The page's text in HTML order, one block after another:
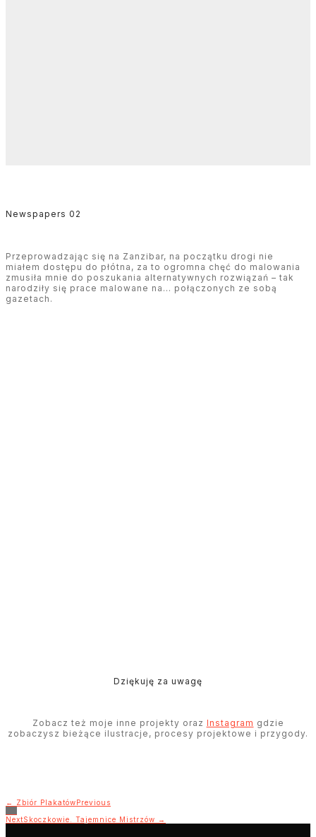
Newspapers 02
Przeprowadzając się na Zanzibar, na początku drogi nie
miałem dostępu do płótna, za to ogromna chęć do malowania
zmusiła mnie do poszukania alternatywnych rozwiązań – tak
narodziły się prace malowane na… połączonych ze sobą
gazetach.
Dziękuję za uwagę
Zobacz też moje inne projekty oraz Instagram gdzie
zobaczysz bieżące ilustracje, procesy projektowe i przygody.
← Zbiór PlakatówPrevious
NextSkoczkowie. Tajemnice Mistrzów →